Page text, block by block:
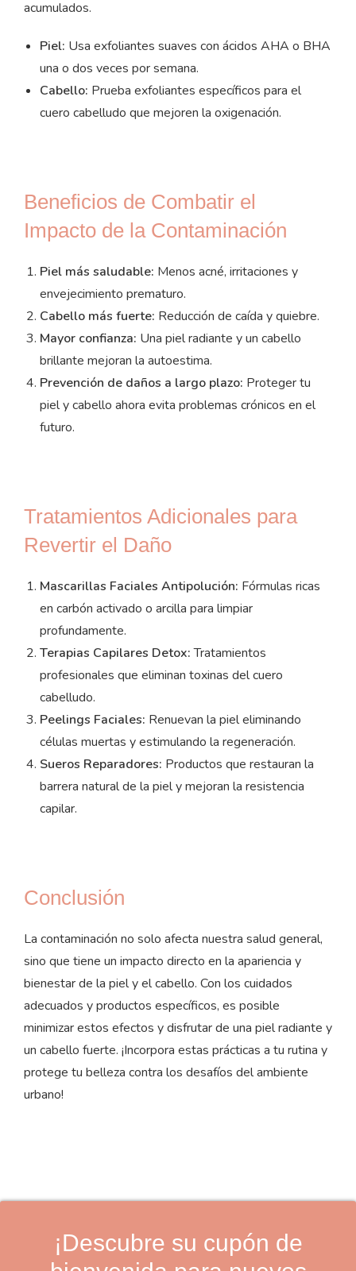
acumulados.
Piel: Usa exfoliantes suaves con ácidos AHA o BHA
una o dos veces por semana.
Cabello: Prueba exfoliantes específicos para el
cuero cabelludo que mejoren la oxigenación.
Beneficios de Combatir el
Impacto de la Contaminación
Piel más saludable: Menos acné, irritaciones y
envejecimiento prematuro.
Cabello más fuerte: Reducción de caída y quiebre.
Mayor confianza: Una piel radiante y un cabello
brillante mejoran la autoestima.
Prevención de daños a largo plazo: Proteger tu
piel y cabello ahora evita problemas crónicos en el
futuro.
Tratamientos Adicionales para
Revertir el Daño
Mascarillas Faciales Antipolución: Fórmulas ricas
en carbón activado o arcilla para limpiar
profundamente.
Terapias Capilares Detox:Tratamientos
profesionales que eliminan toxinas del cuero
cabelludo.
Peelings Faciales: Renuevan la piel eliminando
células muertas y estimulando la regeneración.
Sueros Reparadores: Productos que restauran la
barrera natural de la piel y mejoran la resistencia
capilar.
Conclusión
La contaminación no solo afecta nuestra salud general,
sino que tiene un impacto directo en la apariencia y
bienestar de la piel y el cabello. Con los cuidados
adecuados y productos específicos, es posible
minimizar estos efectos y disfrutar de una piel radiante y
un cabello fuerte. ¡Incorpora estas prácticas a tu rutina y
protege tu belleza contra los desafíos del ambiente
urbano!
¡Descubre su cupón de